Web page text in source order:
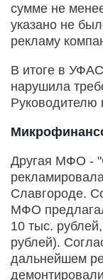
сумме не
указано не
рекламу
В итоге в
нарушила
Руководителю
Другая МФО -
Славгороде.
МФО
10 тыс.
рублей).
дальнейшем